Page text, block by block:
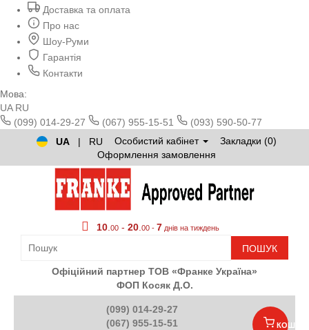
Доставка та оплата
Про нас
Шоу-Руми
Гарантія
Контакти
Мова:
UA RU
(099) 014-29-27
(067) 955-15-51
(093) 590-50-77
UA
| RU Особистий кабінет
Закладки (0)
Оформлення замовлення
10 00 - 20 00 - 7 днів на тиждень
ПОШУК
Офіційний партнер ТОВ «Франке Україна»
ФОП Косяк Д.О.
(099) 014-29-27
(067) 955-15-51
КОШИК